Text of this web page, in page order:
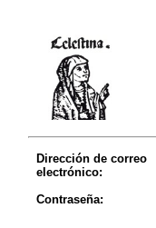
Dirección de correo
electrónico:
Contraseña: